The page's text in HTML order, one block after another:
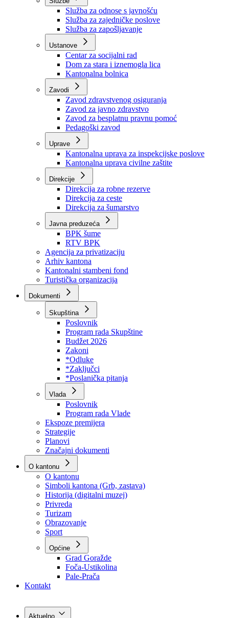
Organizacije
Službe
Služba za odnose s javnošću
Služba za zajedničke poslove
Služba za zapošljavanje
Ustanove
Centar za socijalni rad
Dom za stara i iznemogla lica
Kantonalna bolnica
Zavodi
Zavod zdravstvenog osiguranja
Zavod za javno zdravstvo
Zavod za besplatnu pravnu pomoć
Pedagoški zavod
Kantonalna uprava za inspekcijske poslove
Kantonalna uprava civilne zaštite
Direkcije
Direkcija za robne rezerve
Direkcija za ceste
Direkcija za šumarstvo
Javna preduzeća
BPK šume
RTV BPK
Agencija za privatizaciju
Arhiv kantona
Kantonalni stambeni fond
Turistička organizacija
Dokumenti
Skupština
Poslovnik
Program rada Skupštine
Budžet 2026
Zakoni
*Odluke
*Zaključci
*Poslanička pitanja
Vlada
Poslovnik
Program rada Vlade
Ekspoze premijera
Strategije
Planovi
Značajni dokumenti
O kantonu
O kantonu
Simboli kantona (Grb, zastava)
Historija (digitalni muzej)
Privreda
Turizam
Obrazovanje
Sport
Općine
Kontakt